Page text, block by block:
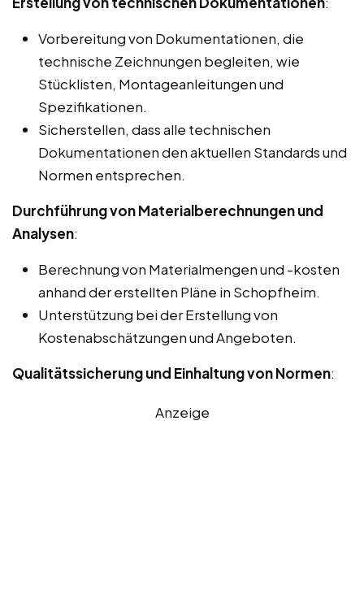
Vorbereitung von Dokumentationen, die
technische Zeichnungen begleiten, wie
Stücklisten, Montageanleitungen und
Spezifikationen.
Sicherstellen, dass alle technischen
Dokumentationen den aktuellen Standards und
Normen entsprechen.
Durchführung von Materialberechnungen und
Analysen:
Berechnung von Materialmengen und -kosten
anhand der erstellten Pläne in Schopfheim.
Unterstützung bei der Erstellung von
Kostenabschätzungen und Angeboten.
Qualitätssicherung und Einhaltung von Normen:
Anzeige